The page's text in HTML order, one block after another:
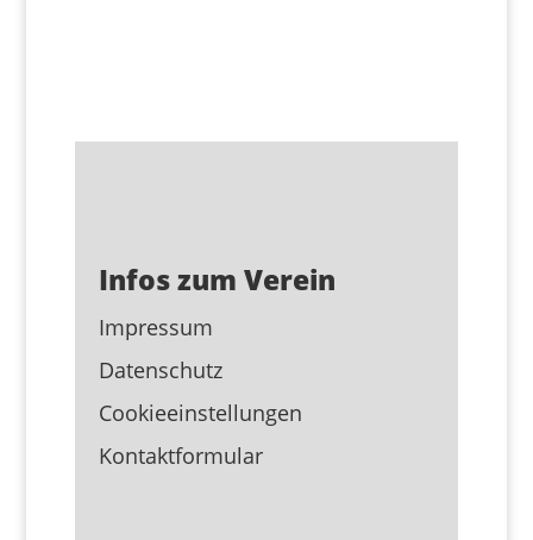
Infos zum Verein
Impressum
Datenschutz
Cookieeinstellungen
Kontaktformular